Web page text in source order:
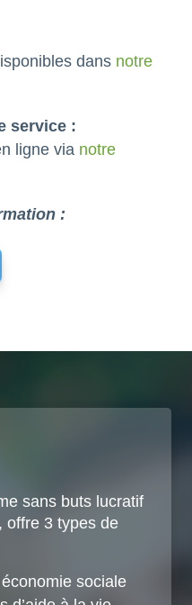
dans notre
service :
ligne via notre
:
sans buts lucratif
offre 3 types de
sociale